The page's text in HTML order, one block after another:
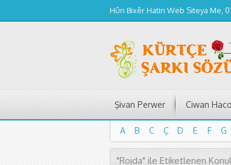
Hûn Bixêr Hatin Web Siteya Me,
Şivan Perwer Ciwan Haco
A B C Ç D E F G
A
B C Ç D E F G
"Rojda" ile Etiketlenen